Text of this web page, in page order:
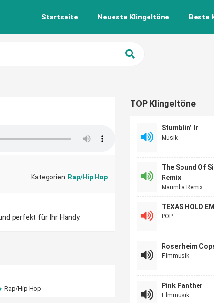
Startseite Neueste Klingeltöne Beste
Kategorien: Rap/Hip Hop
perfekt für Ihr Handy.
Rap/Hip Hop
TOP Klingeltöne
Stumblin’ In
Musik
The Sound Of
Remix
Marimba Remix
TEXAS HOLD EM
POP
Rosenheim
Filmmusik
Pink Panther
Filmmusik